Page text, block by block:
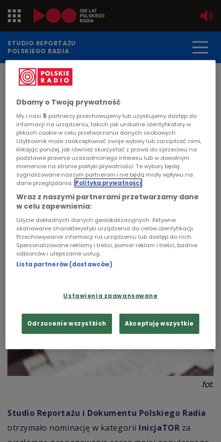
Jedynka
Dwójka
Czwórka
PR24
Poland
Kierowcy
Dzieci
Chopin
Podcasty
STUDIO REPORTAŻU
POLSKIEGO RADIA
DATA PUBLIKACJI:
2011-10-03
STRONA GŁÓWNA> ARTYKUŁ
Studio Reportażu i Dokumentu
PR nominowane do
MediaTorów
POLSKIERADIO.PL
Studio Reportażu i Dokumentu PR zostało
nominowane do prestiżowej nagrody, którą po
raz piąty przyznają studenci dziennikarstwa 11
uczelni publicznych.
fot.
Studio Reportażu i Dokumentu Polskiego Radia
otrzymało nominację w kategorii InicjaTOR za
Dbamy o Twoją prywatność
My i nasi 5 partnerzy przechowujemy lub uzyskujemy dostęp do
informacji na urządzeniu, takich jak unikalne identyfikatory w
plikach cookie w celu przetwarzania danych osobowych.
Użytkownik może zaakceptować swoje wybory lub zarządzać nimi,
klikając poniżej, jak również skorzystać z prawa do sprzeciwu na
podstawie prawnie uzasadnionego interesu lub w dowolnym
momencie na stronie polityki prywatności. Te wybory będą
sygnalizowane naszym partnerom i nie będą miały wpływu na
dane przeglądania. Polityka prywatności
Wraz z naszymi partnerami przetwarzamy dane
w celu zapewnienia:
Użycie dokładnych danych geolokalizacyjnych. Aktywne
skanowanie charakterystyki urządzenia do celów identyfikacji.
Przechowywanie informacji na urządzeniu lub dostęp do nich.
Spersonalizowane reklamy i treści, pomiar reklam i treści, badnie
odbiorców i ulepszanie usług.
Lista partnerów (dostawców)
Ustawienia zaawansowane
Odrzucenie wszystkich Akceptuję wszystkie